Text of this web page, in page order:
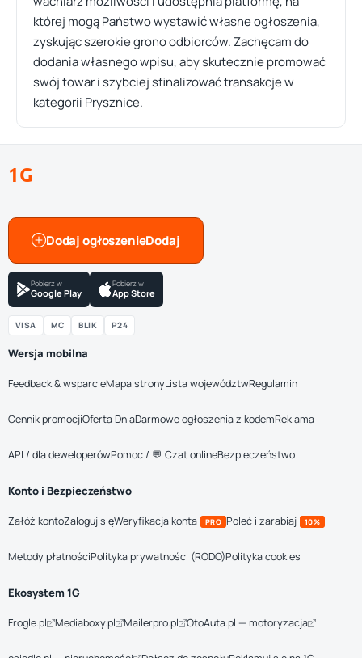
której mogą Państwo wystawić własne ogłoszenia,
zyskując szerokie grono odbiorców. Zachęcam do
dodania własnego wpisu, aby skutecznie promować
swój towar i szybciej sfinalizować transakcje w
kategorii Prysznice.
1G
Dodaj ogłoszenie
Pobierz w
Google Play
Pobierz w
App Store
VISA MC BLIK P24
Wersja mobilna
Feedback & wsparcieMapa stronyLista województwRegulamin
Cennik promocjiOferta DniaDarmowe ogłoszenia z kodemReklama
API / dla deweloperówPomoc / 💬 Czat onlineBezpieczeństwo
Konto i Bezpieczeństwo
Załóż kontoZaloguj sięWeryfikacja konta PRO Poleć i zarabiaj 10%
Metody płatnościPolityka prywatności (RODO)Polityka cookies
Ekosystem 1G
Frogle.pl Mediaboxy.pl Mailerpro.pl OtoAuta.pl — motoryzacja